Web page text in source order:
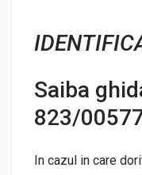
Saiba
823/
In cazul in care